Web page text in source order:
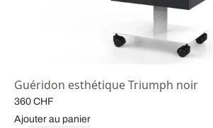
Guéridon esthétique Triumph noir
360 CHF
Ajouter au panier